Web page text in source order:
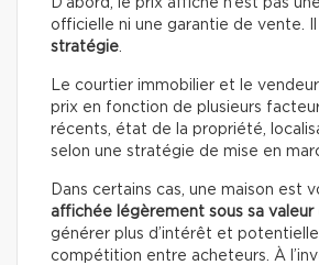
D’abord, le prix affiché n’est pas
officielle ni une garantie de vente. Il
stratégie.
Le courtier immobilier et le
prix en fonction de plusieurs
récents, état de la propriété,
selon une stratégie de mise en
Dans certains cas, une maison est
affichée légèrement sous sa valeur
générer plus d’intérêt et
compétition entre acheteurs. À